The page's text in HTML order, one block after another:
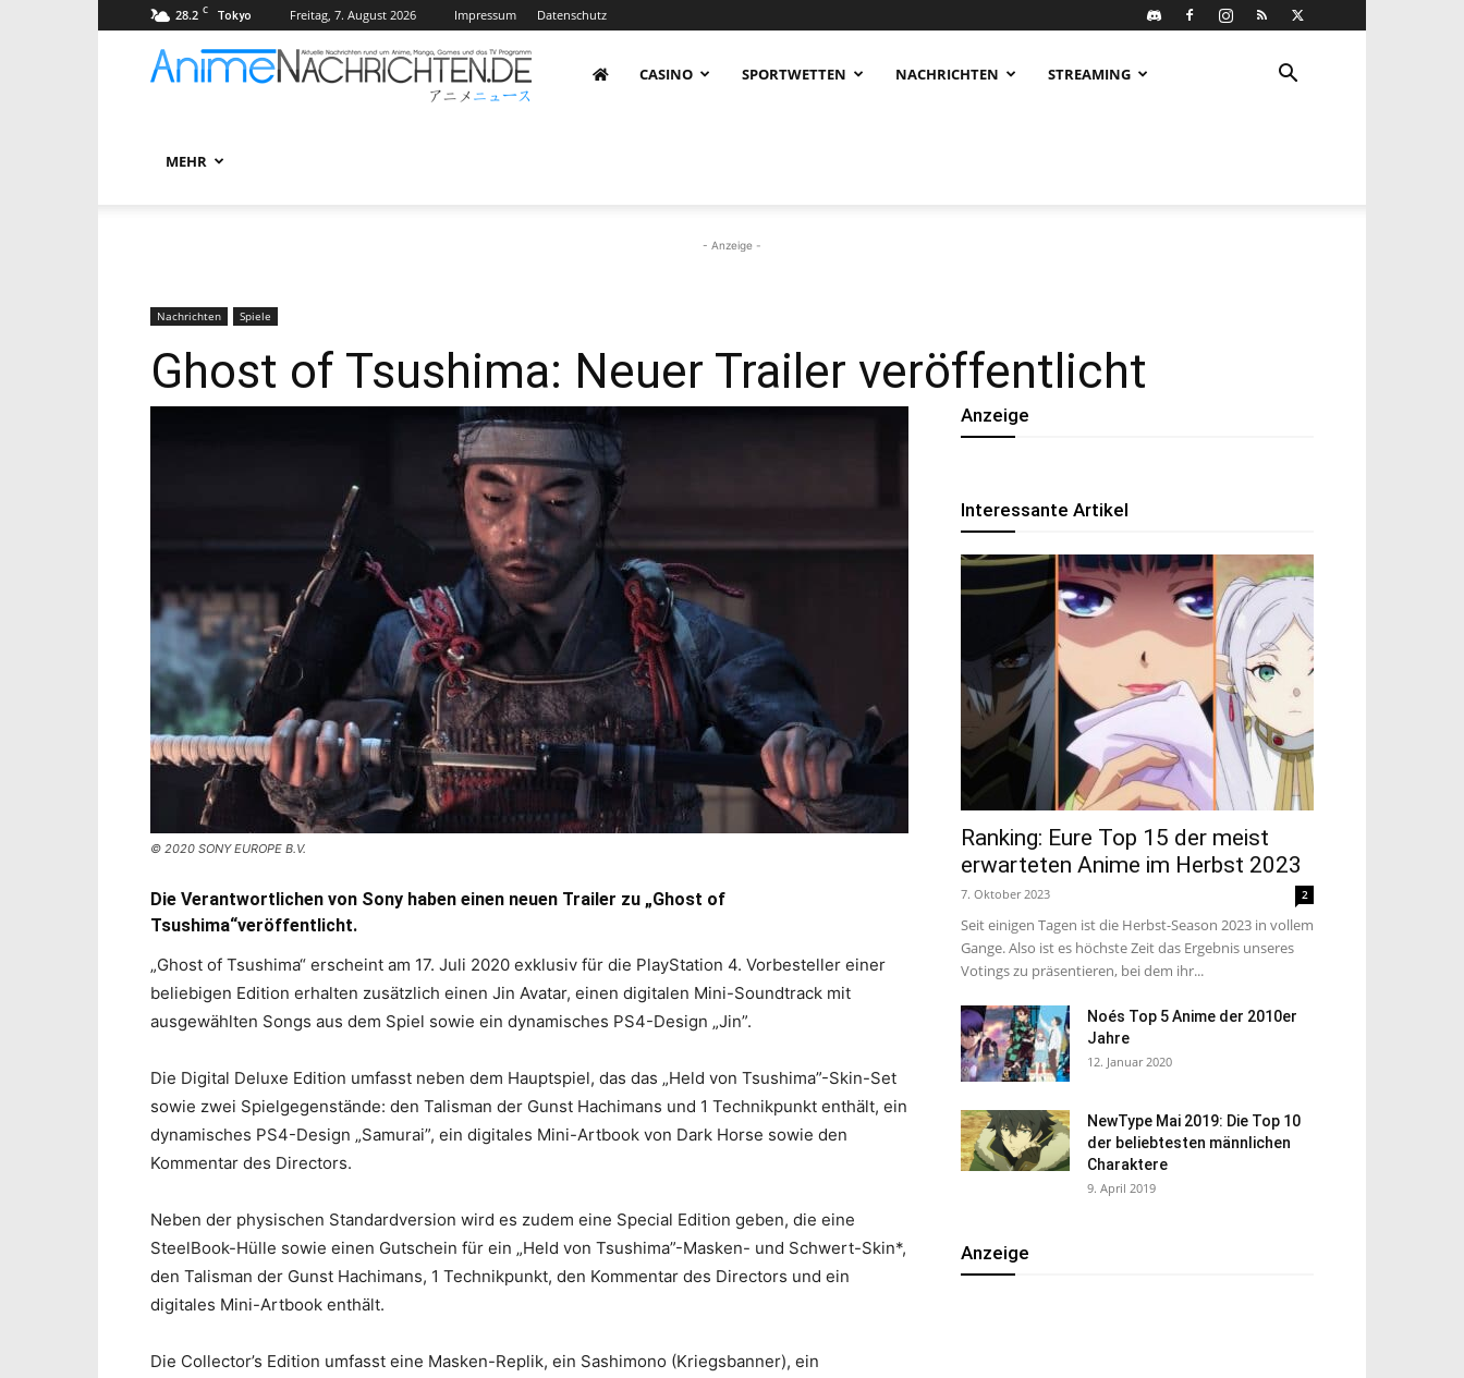
28.2 C Tokyo Freitag, 7. August 2026 Impressum Datenschutz
AnimeNachrichten
rund
um
Anime,
Manga
und
CASINO SPORTWETTEN NACHRICHTEN STREAMING
MEHR
- Anzeige -
Nachrichten Spiele
Ghost of Tsushima: Neuer Trailer veröffentlicht
© 2020 SONY EUROPE B.V.
Die Verantwortlichen von Sony haben einen neuen Trailer zu „Ghost of
Tsushima“veröffentlicht.
„Ghost of Tsushima“ erscheint am 17. Juli 2020 exklusiv für die PlayStation 4. Vorbesteller einer
beliebigen Edition erhalten zusätzlich einen Jin Avatar, einen digitalen Mini-Soundtrack mit
ausgewählten Songs aus dem Spiel sowie ein dynamisches PS4-Design „Jin”.
Die Digital Deluxe Edition umfasst neben dem Hauptspiel, das das „Held von Tsushima”-Skin-Set
sowie zwei Spielgegenstände: den Talisman der Gunst Hachimans und 1 Technikpunkt enthält, ein
dynamisches PS4-Design „Samurai”, ein digitales Mini-Artbook von Dark Horse sowie den
Kommentar des Directors.
Neben der physischen Standardversion wird es zudem eine Special Edition geben, die eine
SteelBook-Hülle sowie einen Gutschein für ein „Held von Tsushima”-Masken- und Schwert-Skin*,
den Talisman der Gunst Hachimans, 1 Technikpunkt, den Kommentar des Directors und ein
digitales Mini-Artbook enthält.
Die Collector’s Edition umfasst eine Masken-Replik, ein Sashimono (Kriegsbanner), ein
Anzeige
Interessante Artikel
Ranking: Eure Top 15 der meist
erwarteten Anime im Herbst 2023
7. Oktober 2023 2
Seit einigen Tagen ist die Herbst-Season 2023 in vollem
Gange. Also ist es höchste Zeit das Ergebnis unseres
Votings zu präsentieren, bei dem ihr...
Noés Top 5 Anime der 2010er
Jahre
12. Januar 2020
NewType Mai 2019: Die Top 10
der beliebtesten männlichen
Charaktere
9. April 2019
Anzeige